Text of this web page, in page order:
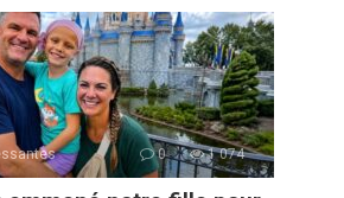
0 1 074